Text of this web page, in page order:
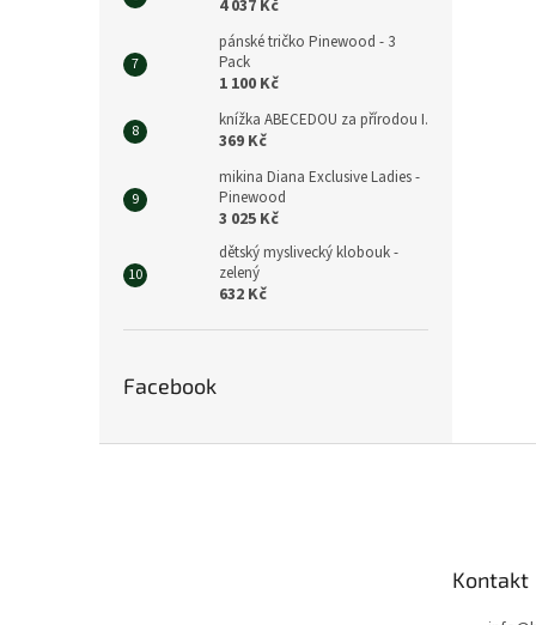
4 037 Kč
pánské tričko Pinewood - 3
Pack
1 100 Kč
knížka ABECEDOU za přírodou I.
369 Kč
mikina Diana Exclusive Ladies -
Pinewood
3 025 Kč
dětský myslivecký klobouk -
zelený
632 Kč
Facebook
Kontakt